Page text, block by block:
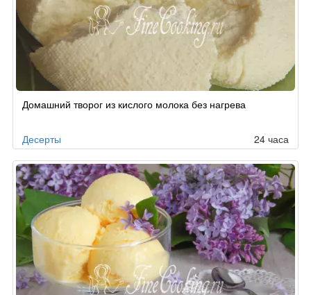
Домашний творог из кислого молока без нагрева
Десерты 24 часа